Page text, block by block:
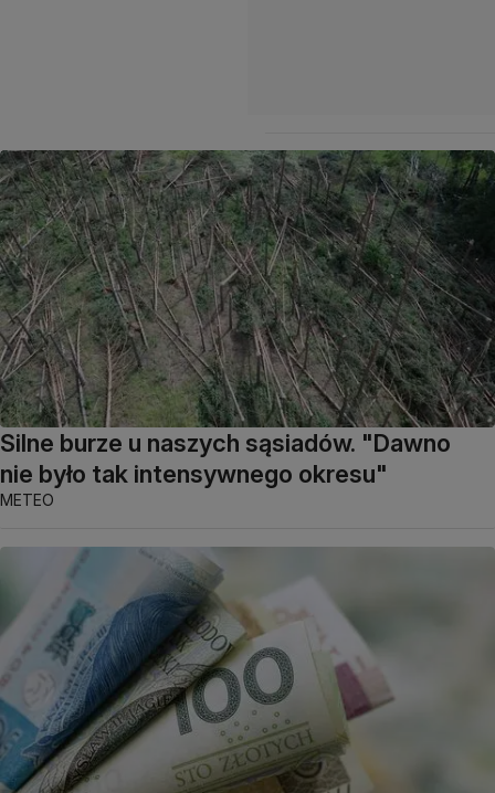
Silne burze u naszych sąsiadów. "Dawno
nie było tak intensywnego okresu"
METEO